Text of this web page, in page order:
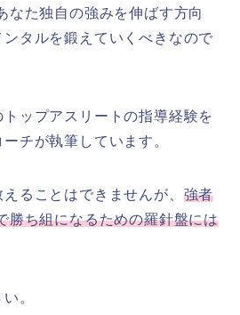
なた独自の強みを伸ばす方向
タルを鍛えていくべきなので
ップアスリートの指導経験を
チが執筆しています。
ることはできませんが、 強者
勝ち組になるための羅針盤には
。